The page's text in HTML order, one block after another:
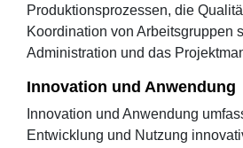
Produktionsprozessen, die
Koordination von Arbeitsgruppen
Administration und das
Innovation und Anwendung
Innovation und Anwendung
Entwicklung und Nutzung